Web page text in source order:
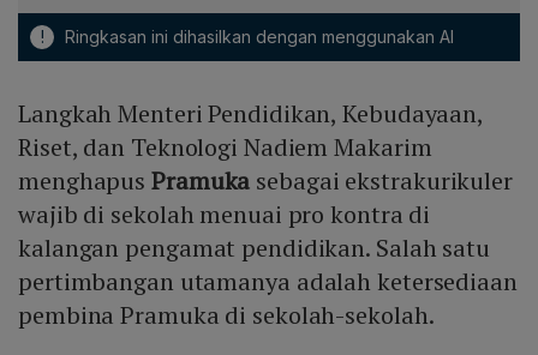
! Ringkasan ini dihasilkan dengan menggunakan AI
Langkah Menteri Pendidikan, Kebudayaan,
Riset, dan Teknologi Nadiem Makarim
menghapus Pramuka sebagai ekstrakurikuler
wajib di sekolah menuai pro kontra di
kalangan pengamat pendidikan. Salah satu
pertimbangan utamanya adalah ketersediaan
pembina Pramuka di sekolah-sekolah.